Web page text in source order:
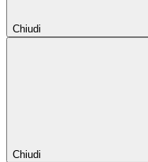
Chiudi
Chiudi